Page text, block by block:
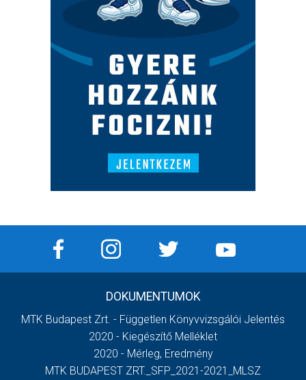
DOKUMENTUMOK
MTK Budapest Zrt. - Független Könyvvizsgálói Jelentés
2020 - Kiegészítő Melléklet
2020 - Mérleg, Eredmény
MTK BUDAPEST ZRT._SFP_2021-2021_MLSZ